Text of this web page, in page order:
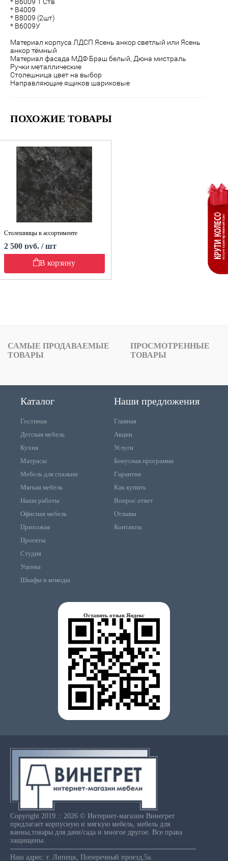
* В4009
* В8009 (2шт)
* В6009У
Материал корпуса ЛДСП Ясень анкор светлый или Ясень
анкор тёмный
Материал фасада МДФ Браш белый, Дюна мистраль
Ручки металлические
Столешница цвет на выбор
Направляющие ящиков шариковые
ПОХОЖИЕ ТОВАРЫ
Столешницы в ассортименте
2 500 руб. / шт
В корзину
САМЫЕ ПРОДАВАЕМЫЕ
ТОВАРЫ
ПРОСМОТРЕННЫЕ
ТОВАРЫ
Каталог
Гостиная
Детская мебель
Кухня
Матрасы
Мебель для спальни
Мягкая мебель
Наши работы
Офисная мебель
Прихожая
Проекты
Студия
Уценка
Шкафы и комоды
Наши предложения
Главная
Акции
Услуги
Бонусная программа
Гарантия
Как купить
Вопрос ответ
Отзывы
Контакты
Оставить отзыв Яндекс
Copyright 2019 :: 2026 © Интернет-магазин Винегрет
предлагает корпусную и мягкую мебель, мебель для
ванны,товары для дачи/сада и многое другое. Все права
защищены.
Наш адрес: г. Липецк, Поперечный проезд,5а.